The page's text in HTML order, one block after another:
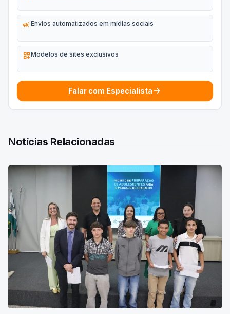
campaignEnvios automatizados em mídias sociais
dashboard_customizeModelos de sites exclusivos
Falar com Especialista arrow_forward
Notícias Relacionadas